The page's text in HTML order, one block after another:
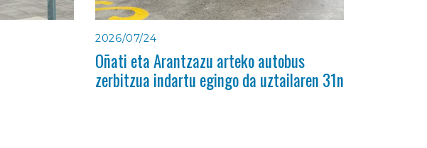
2026/07/24
Oñati eta Arantzazu arteko autobus
zerbitzua indartu egingo da uztailaren 31n